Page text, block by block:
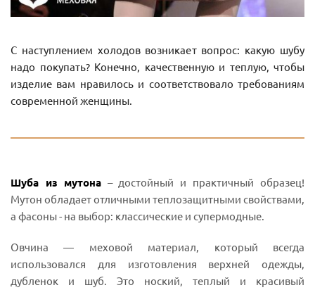
С наступлением холодов возникает вопрос: какую шубу
надо покупать? Конечно, качественную и теплую, чтобы
изделие вам нравилось и соответствовало требованиям
современной женщины.
Шуба из мутона– достойный и практичный образец!
Мутон обладает отличными теплозащитными свойствами,
а фасоны - на выбор: классические и супермодные.
Овчина — меховой материал, который всегда
использовался для изготовления верхней одежды,
дубленок и шуб. Это ноский, теплый и красивый